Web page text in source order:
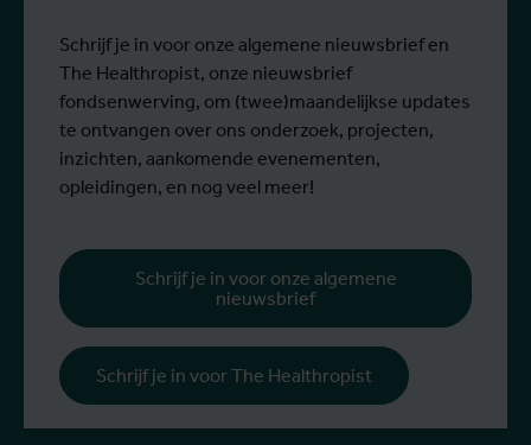
430 mensen overleden.
Schrijf je in voor onze algemene nieuwsbrief en
The Healthropist, onze nieuwsbrief
fondsenwerving, om (twee)maandelijkse updates
te ontvangen over ons onderzoek, projecten,
inzichten, aankomende evenementen,
opleidingen, en nog veel meer!
Schrijf je in voor onze algemene
nieuwsbrief
Schrijf je in voor The Healthropist